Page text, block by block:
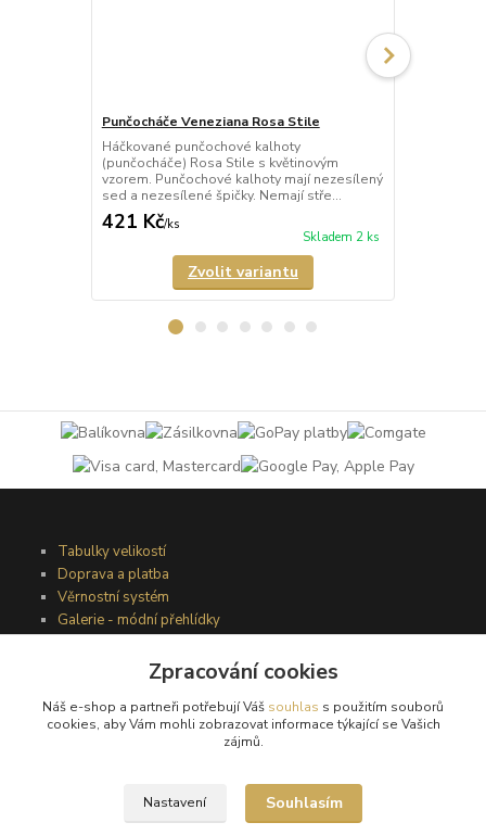
Punčocháče Veneziana Rosa Stile
Háčkované punčochové kalhoty
(punčocháče) Rosa Stile s květinovým
vzorem. Punčochové kalhoty mají nezesílený
sed a nezesílené špičky. Nemají stře...
421 Kč/ks
Skladem 2 ks
Zvolit variantu
Tabulky velikostí
Doprava a platba
Věrnostní systém
Galerie - módní přehlídky
Podmínky užití webového rozhraní
Obchodní podmínky
Zpracování cookies
Náš e-shop a partneři potřebují Váš souhlas s použitím souborů
cookies, aby Vám mohli zobrazovat informace týkající se Vašich
zájmů.
Nastavení Souhlasím